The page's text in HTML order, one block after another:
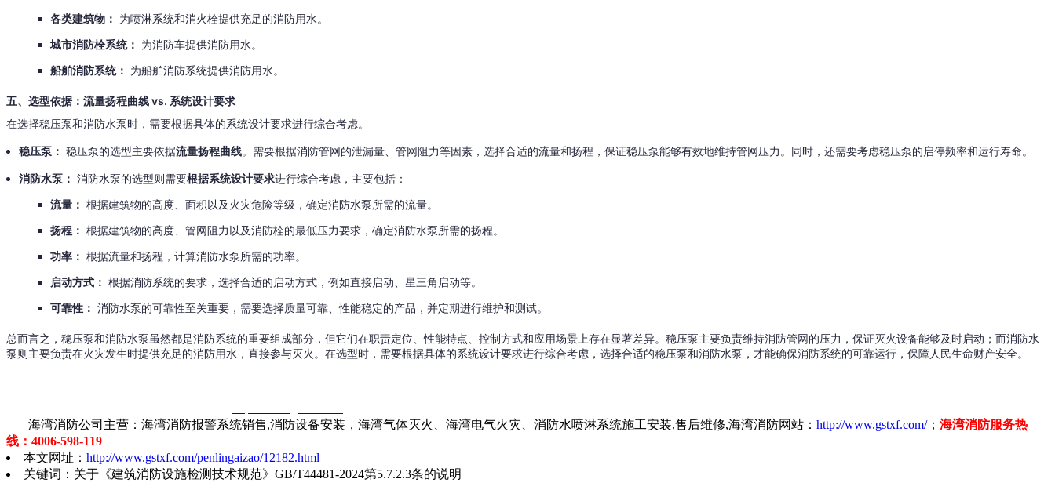
各类建筑物： 为喷淋系统和消火栓提供充足的消防用水。
城市消防栓系统： 为消防车提供消防用水。
船舶消防系统： 为船舶消防系统提供消防用水。
五、选型依据：流量扬程曲线 vs. 系统设计要求
在选择稳压泵和消防水泵时，需要根据具体的系统设计要求进行综合考虑。
稳压泵： 稳压泵的选型主要依据流量扬程曲线。需要根据消防管网的泄漏量、管网阻力等因素，选择合适的流量和扬程，保证稳压泵能够有效地维持管网压力。同时，还需要考虑稳压泵的启停频率和运行寿命。
消防水泵： 消防水泵的选型则需要根据系统设计要求进行综合考虑，主要包括：
流量： 根据建筑物的高度、面积以及火灾危险等级，确定消防水泵所需的流量。
扬程： 根据建筑物的高度、管网阻力以及消防栓的最低压力要求，确定消防水泵所需的扬程。
功率： 根据流量和扬程，计算消防水泵所需的功率。
启动方式： 根据消防系统的要求，选择合适的启动方式，例如直接启动、星三角启动等。
可靠性： 消防水泵的可靠性至关重要，需要选择质量可靠、性能稳定的产品，并定期进行维护和测试。
总而言之，稳压泵和消防水泵虽然都是消防系统的重要组成部分，但它们在职责定位、性能特点、控制方式和应用场景上存在显著差异。稳压泵主要负责维持消防管网的压力，保证灭火设备能够及时启动；而消防水
泵则主要负责在火灾发生时提供充足的消防用水，直接参与灭火。在选型时，需要根据具体的系统设计要求进行综合考虑，选择合适的稳压泵和消防水泵，才能确保消防系统的可靠运行，保障人民生命财产安全。
海湾消防公司主营：海湾消防报警系统销售,消防设备安装，海湾气体灭火、海湾电气火灾、消防水喷淋系统施工安装,售后维修,海湾消防网站： http://www.gstxf.com/； 海湾消防服务热
线：4006-598-119
本文网址： http://www.gstxf.com/penlingaizao/12182.html
关键词：关于《建筑消防设施检测技术规范》GB/T44481-2024第5.7.2.3条的说明